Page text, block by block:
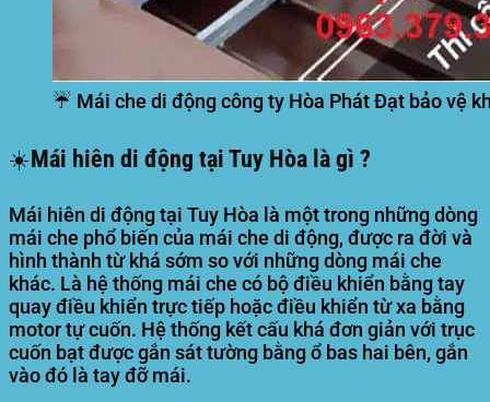
☔ Mái che di động công ty Hòa Phát Đạt bảo vệ
☀️Mái hiên di động tại Tuy Hòa là gì ?
Mái hiên di động tại Tuy Hòa là một trong những dòng
mái che phổ biến của mái che di động, được ra đời và
hình thành từ khá sớm so với những dòng mái che
khác. Là hệ thống mái che có bộ điều khiển bằng tay
quay điều khiển trực tiếp hoặc điều khiển từ xa bằng
motor tự cuốn. Hệ thống kết cấu khá đơn giản với trục
cuốn bạt được gắn sát tường bằng ổ bas hai bên, gắn
vào đó là tay đỡ mái.